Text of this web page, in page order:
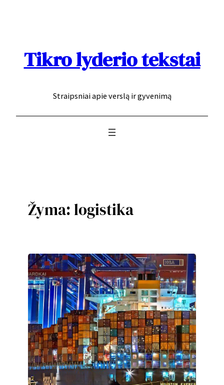
Tikro lyderio tekstai
Straipsniai apie verslą ir gyvenimą
Žyma:logistika